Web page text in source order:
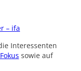
– ifa
Interessenten
sowie auf